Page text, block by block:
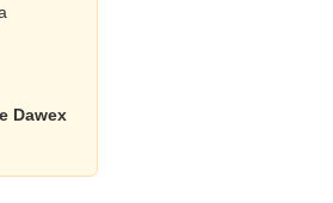
Dawex